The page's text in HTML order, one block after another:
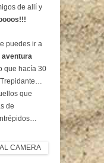
de allí y
puedes ir a
aventura
que hacía 30
que
de